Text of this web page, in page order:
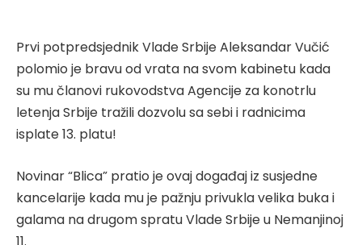
Prvi potpredsjednik Vlade Srbije Aleksandar Vučić
polomio je bravu od vrata na svom kabinetu kada
su mu članovi rukovodstva Agencije za konotrlu
letenja Srbije tražili dozvolu sa sebi i radnicima
isplate 13. platu!
Novinar “Blica” pratio je ovaj događaj iz susjedne
kancelarije kada mu je pažnju privukla velika buka i
galama na drugom spratu Vlade Srbije u Nemanjinoj
11.